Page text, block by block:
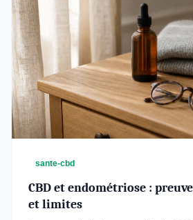
sante-cbd
CBD et endométriose :
et limites